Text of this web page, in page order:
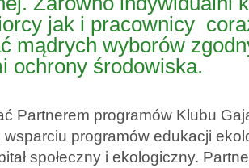
jak i pracownicy
mądrych wyborów
ochrony środowiska.
Partnerem programów Klubu
programów edukacji
społeczny i ekologiczny.